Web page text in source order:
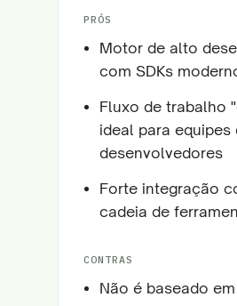
PRÓS
Motor de alto
com SDKs
Fluxo de trabalho
ideal para equipes
desenvolvedores
Forte integração
cadeia de
CONTRAS
Não é baseado